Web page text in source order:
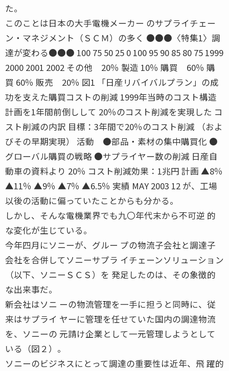
た。
このことは日本の大手電機メーカー のサプライチェー
ン・マネジメント（ＳＣＭ）の多く ●●●〈特集1〉調
達が変わる●●● 100 75 50 25 0 100 95 90 85 80 75 1999
2000 2001 2002 その他 20％ 製造 10％ 購買 60％ 購
買 60％ 販売 20％ 図1 「日産リバイバルプラン」の成
功を支えた購買コストの削減 1999年当時のコスト構造
計画を1年間前倒しして 20％のコスト削減を実現した コ
スト削減の内訳 目標：3年間で20％のコスト削減 （およ
びその早期実現） 活動 ●部品・素材の集中購買化 ●
グローバル購買の戦略 ●サプライヤー数の削減 日産自
動車の資料より 20％ コスト削減効果：1兆円 計画 ▲8％
▲11％ ▲9％ ▲7％ ▲6.5％ 実績 MAY 2003 12 が、工場
以後の活動に偏っていたことからも分かる。
しかし、そんな電機業界でも九〇年代末から不可逆 的
な変化が生じている。
今年四月にソニーが、グルー プの物流子会社と調達子
会社を合併してソニーサプラ イチェーンソリューション
（以下、ソニーＳＣＳ）を 発足したのは、その象徴的
な出来事だ。
新会社はソニ ーの物流管理を一手に担うと同時に、従
来はサプライ ヤーに管理を任せていた国内の調達物流
を、ソニーの 元請け企業として一元管理しようとして
いる（図２）。
ソニーのビジネスにとって調達の重要性は近年、飛 躍的